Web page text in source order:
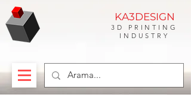
KA3DESIGN
3D PRINTING
INDUSTRY